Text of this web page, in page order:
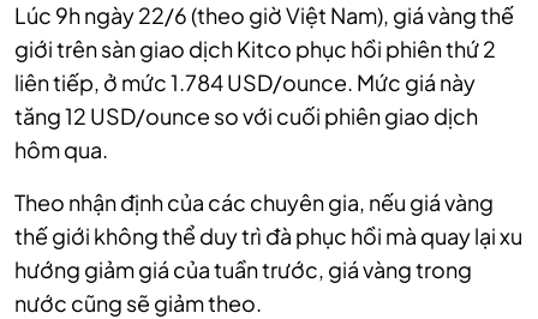
Lúc 9h ngày 22/6 (theo giờ Việt Nam), giá vàng thế
giới trên sàn giao dịch Kitco phục hồi phiên thứ 2
liên tiếp, ở mức 1.784 USD/ounce. Mức giá này
tăng 12 USD/ounce so với cuối phiên giao dịch
hôm qua.
Theo nhận định của các chuyên gia, nếu giá vàng
thế giới không thể duy trì đà phục hồi mà quay lại xu
hướng giảm giá của tuần trước, giá vàng trong
nước cũng sẽ giảm theo.